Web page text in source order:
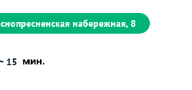
набережная, 8
15